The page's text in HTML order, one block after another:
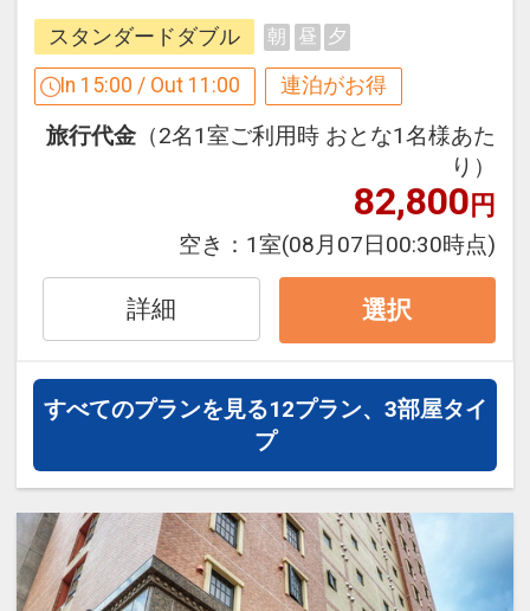
●大型テレビで動画配信視聴可能
客室のテレビでは、ＹｏｕｔｕｂｅやＮ
ｅｔｆｌｉｘなどの動画配信サービスを
お楽しみいただけます
（※視聴にはご自身のアカウントＩＤが
必要な場合もございますのでご注意くだ
●環境に配慮したエコアメニティ
ィで環境に配慮したエコアメニティを使
用してます。
【連泊するとお得】 連泊割引がございま
す
１泊目より１泊につきおひとり様 ５００
※割引適用後のご旅行代金は、カレンダ
ーからお進みいただいた後表示される
「空室照会結果確認画面」でご確認くだ
さい。
氏名・客室タイプ・食事条件・プラン同
一であることが割引適用の条件となりま
す。
ホテルのご案内「心のオンオフが切り替
えられるアガリマチ」
●快適に過ごせる独立バスルーム
スタンダードダブル 朝 昼 夕
In 15:00 / Out 11:00 連泊がお得
旅行代金 （2名1室ご利用時 おとな1名様あた
り）
82,800円
空き： 1室(08月07日00:30時点)
詳細 選択
すべてのプランを見る12プラン、3部屋タイ
プ